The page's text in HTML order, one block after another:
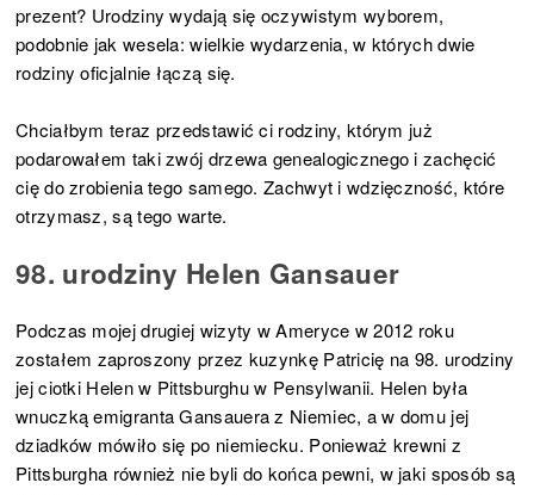
prezent? Urodziny wydają się oczywistym wyborem,
podobnie jak wesela: wielkie wydarzenia, w których dwie
rodziny oficjalnie łączą się.
Chciałbym teraz przedstawić ci rodziny, którym już
podarowałem taki zwój drzewa genealogicznego i zachęcić
cię do zrobienia tego samego. Zachwyt i wdzięczność, które
otrzymasz, są tego warte.
98. urodziny Helen Gansauer
Podczas mojej drugiej wizyty w Ameryce w 2012 roku
zostałem zaproszony przez kuzynkę Patricię na 98. urodziny
jej ciotki Helen w Pittsburghu w Pensylwanii. Helen była
wnuczką emigranta Gansauera z Niemiec, a w domu jej
dziadków mówiło się po niemiecku. Ponieważ krewni z
Pittsburgha również nie byli do końca pewni, w jaki sposób są